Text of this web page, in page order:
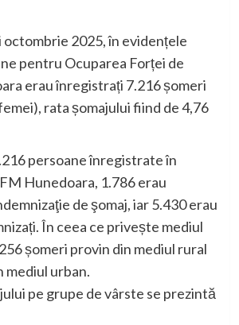
octombrie 2025, în evidențele
pentru Ocuparea Forței de
erau înregistrați 7.216 șomeri
rata șomajului fiind de 4,76
persoane înregistrate în
Hunedoara, 1.786 erau
de şomaj, iar 5.430 erau
În ceea ce privește mediul
șomeri provin din mediul rural
mediul urban.
pe grupe de vârste se prezintă